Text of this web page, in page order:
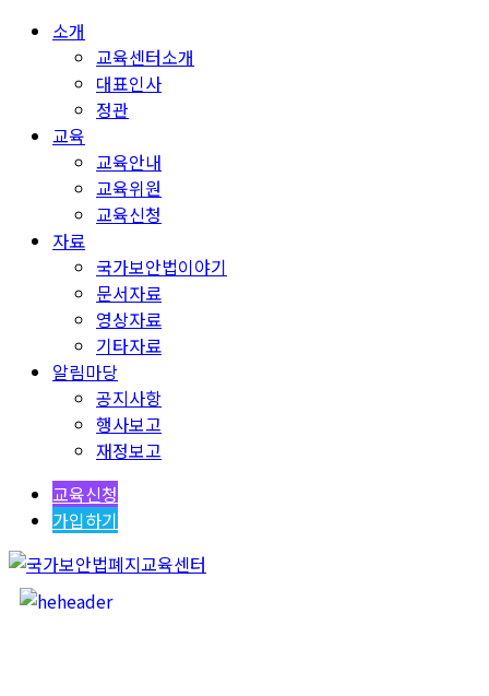
소개
교육센터소개
대표인사
정관
교육
교육안내
교육위원
교육신청
자료
국가보안법이야기
문서자료
영상자료
기타자료
알림마당
공지사항
행사보고
재정보고
교육신청
가입하기